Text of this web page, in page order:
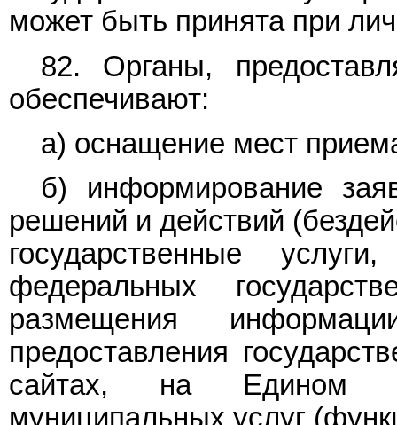
может быть принята при
82. Органы,
обеспечивают:
а) оснащение мест
б) информирование
решений и действий
государственные
федеральных
размещения
предоставления
сайтах, на Едином
муниципальных услуг